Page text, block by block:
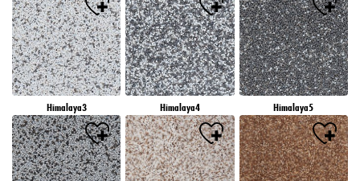
Himalaya3 Himalaya4 Himalaya5